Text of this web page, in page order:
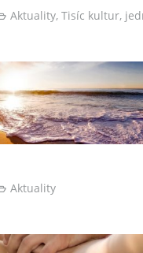
Aktuality,Tisíc kultur,
Aktuality